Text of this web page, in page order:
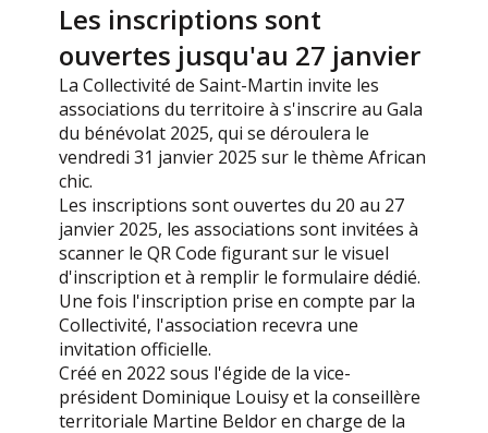
Les inscriptions sont
ouvertes jusqu'au 27 janvier
La Collectivité de Saint-Martin invite les
associations du territoire à s'inscrire au Gala
du bénévolat 2025, qui se déroulera le
vendredi 31 janvier 2025 sur le thème African
chic.
Les inscriptions sont ouvertes du 20 au 27
janvier 2025, les associations sont invitées à
scanner le QR Code figurant sur le visuel
d'inscription et à remplir le formulaire dédié.
Une fois l'inscription prise en compte par la
Collectivité, l'association recevra une
invitation officielle.
Créé en 2022 sous l'égide de la vice-
président Dominique Louisy et la conseillère
territoriale Martine Beldor en charge de la